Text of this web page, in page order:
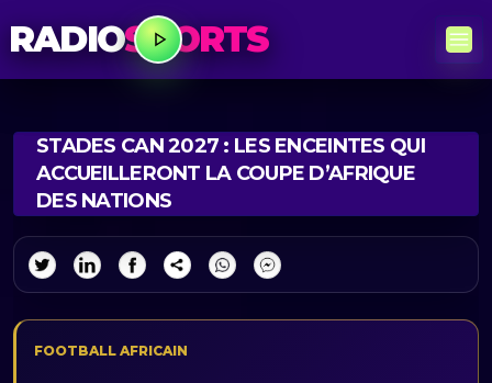
RADIOSPORTS
STADES CAN 2027 : LES ENCEINTES QUI
ACCUEILLERONT LA COUPE D’AFRIQUE
DES NATIONS
FOOTBALL AFRICAIN